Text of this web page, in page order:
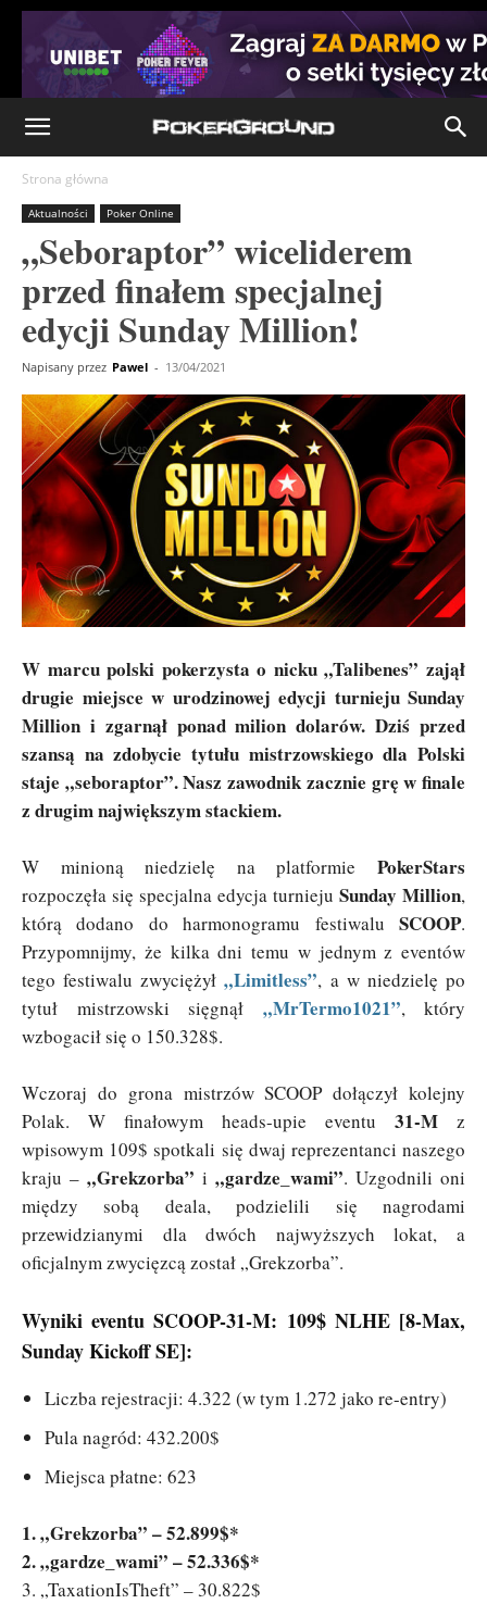
Strona główna
Aktualności Poker Online
„Seboraptor” wiceliderem
przed finałem specjalnej
edycji Sunday Million!
Napisany przez Pawel - 13/04/2021
W marcu polski pokerzysta o nicku „Talibenes” zajął
drugie miejsce w urodzinowej edycji turnieju Sunday
Million i zgarnął ponad milion dolarów. Dziś przed
szansą na zdobycie tytułu mistrzowskiego dla Polski
staje „seboraptor”. Nasz zawodnik zacznie grę w finale
z drugim największym stackiem.
W minioną niedzielę na platformie PokerStars
rozpoczęła się specjalna edycja turnieju Sunday Million,
którą dodano do harmonogramu festiwalu SCOOP.
Przypomnijmy, że kilka dni temu w jednym z eventów
tego festiwalu zwyciężył„Limitless”, a w niedzielę po
tytuł mistrzowski sięgnął „MrTermo1021”, który
wzbogacił się o 150.328$.
Wczoraj do grona mistrzów SCOOP dołączył kolejny
Polak. W finałowym heads-upie eventu 31-M z
wpisowym 109$ spotkali się dwaj reprezentanci naszego
kraju – „Grekzorba” i „gardze_wami”. Uzgodnili oni
między sobą deala, podzielili się nagrodami
przewidzianymi dla dwóch najwyższych lokat, a
oficjalnym zwycięzcą został „Grekzorba”.
Wyniki eventu SCOOP-31-M: 109$ NLHE [8-Max,
Sunday Kickoff SE]:
Liczba rejestracji: 4.322 (w tym 1.272 jako re-entry)
Pula nagród: 432.200$
Miejsca płatne: 623
1. „Grekzorba” – 52.899$*
2. „gardze_wami” – 52.336$*
3. „TaxationIsTheft” – 30.822$